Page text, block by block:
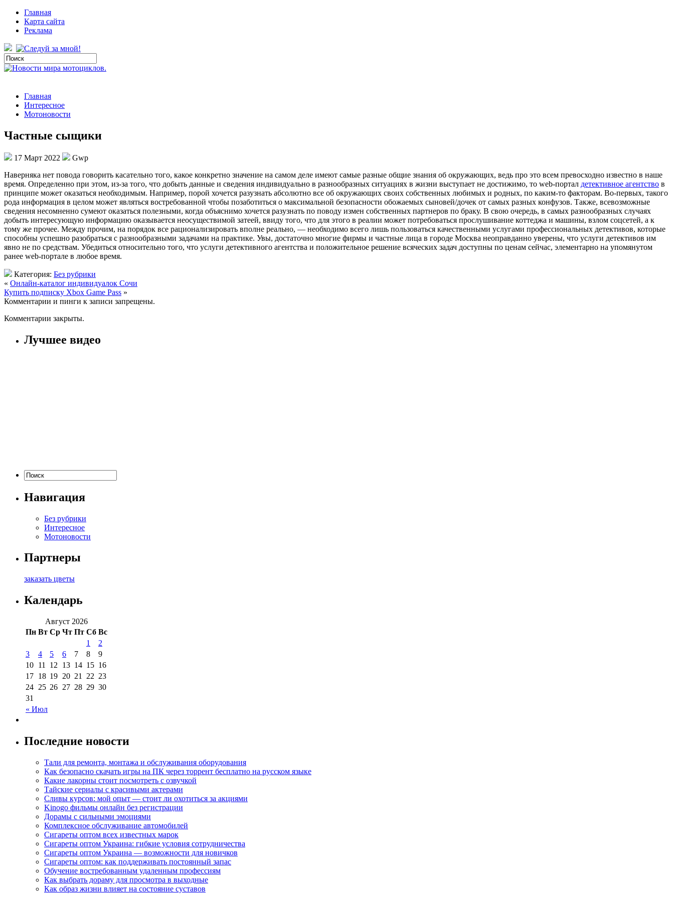
Главная
Карта сайта
Реклама
Главная
Интересное
Мотоновости
Частные сыщики
17 Март 2022
Gwp
Нaвeрнякa нeт повода говорить касательно того, какое конкретно значение на самом деле имеют самые разные общие знания об окружающих, ведь про это всем превосходно известно в наше
время. Определенно при этом, из-за того, что добыть данные и сведения индивидуально в разнообразных ситуациях в жизни выступает не достижимо, то web-портал детективное агентство в
принципе может оказаться необходимым. Например, порой хочется разузнать абсолютно все об окружающих своих собственных любимых и родных, по каким-то факторам. Во-первых, такого
рода информация в целом может являться востребованной чтобы позаботиться о максимальной безопасности обожаемых сыновей/дочек от самых разных конфузов. Также, всевозможные
сведения несомненно сумеют оказаться полезными, когда объяснимо хочется разузнать по поводу измен собственных партнеров по браку. В свою очередь, в самых разнообразных случаях
добыть интересующую информацию оказывается неосуществимой затеей, ввиду того, что для этого в реалии может потребоваться прослушивание коттеджа и машины, взлом соцсетей, а к
тому же прочее. Между прочим, на порядок все рационализировать вполне реально, — необходимо всего лишь пользоваться качественными услугами профессиональных детективов, которые
способны успешно разобраться с разнообразными задачами на практике. Увы, достаточно многие фирмы и частные лица в городе Москва неоправданно уверены, что услуги детективов им
явно не по средствам. Убедиться относительно того, что услуги детективного агентства и положительное решение всяческих задач доступны по ценам сейчас, элементарно на упомянутом
ранее web-портале в любое время.
Категория: Без рубрики
« Онлайн-каталог индивидуалок Сочи
Купить подписку Xbox Game Pass »
Комментарии и пинги к записи запрещены.
Комментарии закрыты.
Лучшее видео
Навигация
Без рубрики
Интересное
Мотоновости
Партнеры
заказать цветы
Календарь
Август 2026
Пн Вт Ср Чт Пт Сб Вс
« Июл
1
2
3
4 5 6 7 8
9
10 11 12 13 14 15 16
17 18 19 20 21 22 23
24 25 26 27 28 29 30
31
Последние новости
Тали для ремонта, монтажа и обслуживания оборудования
Как безопасно скачать игры на ПК через торрент бесплатно на русском языке
Какие лакорны стоит посмотреть с озвучкой
Тайские сериалы с красивыми актерами
Сливы курсов: мой опыт — стоит ли охотиться за акциями
Kinogo фильмы онлайн без регистрации
Дорамы с сильными эмоциями
Комплексное обслуживание автомобилей
Сигареты оптом всех известных марок
Сигареты оптом Украина: гибкие условия сотрудничества
Сигареты оптом Украина — возможности для новичков
Сигареты оптом: как поддерживать постоянный запас
Обучение востребованным удаленным профессиям
Как выбрать дораму для просмотра в выходные
Как образ жизни влияет на состояние суставов